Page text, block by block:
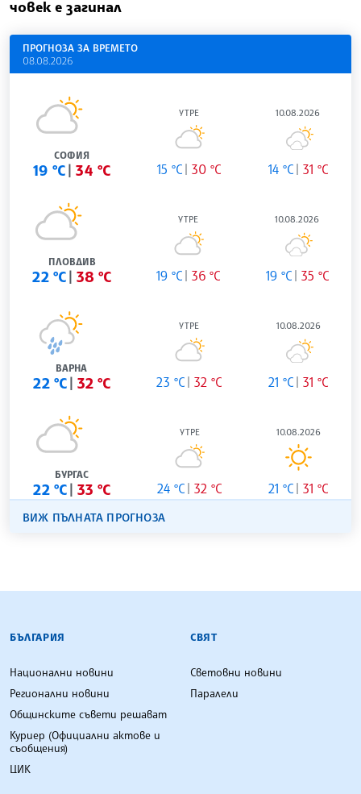
човек е загинал
ПРОГНОЗА ЗА ВРЕМЕТО
08.08.2026
СОФИЯ
19 °C 34 °C
УТРЕ
15 °C 30 °C
10.08.2026
14 °C 31 °C
ПЛОВДИВ
22 °C 38 °C
УТРЕ
19 °C 36 °C
10.08.2026
19 °C 35 °C
ВАРНА
22 °C 32 °C
УТРЕ
23 °C 32 °C
10.08.2026
21 °C 31 °C
БУРГАС
22 °C 33 °C
УТРЕ
24 °C 32 °C
10.08.2026
21 °C 31 °C
ВИЖ ПЪЛНАТА ПРОГНОЗА
БЪЛГАРСКА ТЕЛЕГРАФНА АГЕНЦИЯ
БЪЛГАРИЯ
Национални новини
Регионални новини
Общинските съвети решават
Куриер (Официални актове и
съобщения)
ЦИК
СВЯТ
Световни новини
Паралели